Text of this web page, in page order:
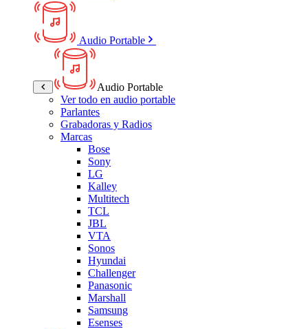
Audio Portable
Audio Portable
Ver todo en audio portable
Parlantes
Grabadoras y Radios
Marcas
Bose
Sony
LG
Kalley
Multitech
TCL
JBL
VTA
Sonos
Hyundai
Challenger
Panasonic
Marshall
Samsung
Esenses